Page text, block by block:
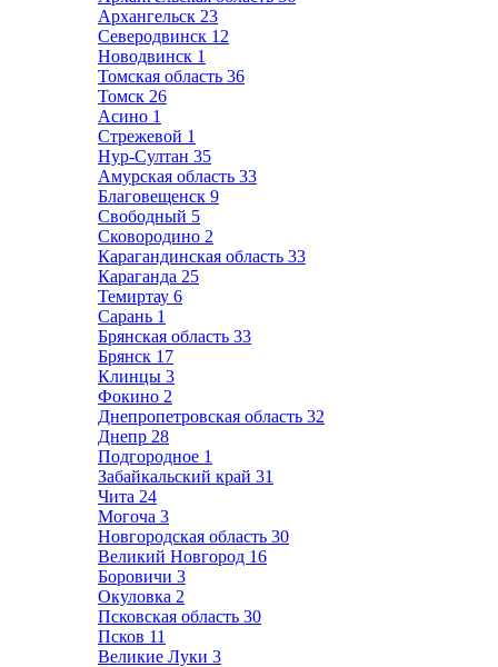
Архангельск 23
Северодвинск 12
Новодвинск 1
Томская область 36
Томск 26
Асино 1
Стрежевой 1
Нур-Султан 35
Амурская область 33
Благовещенск 9
Свободный 5
Сковородино 2
Карагандинская область 33
Караганда 25
Темиртау 6
Сарань 1
Брянская область 33
Брянск 17
Клинцы 3
Фокино 2
Днепропетровская область 32
Днепр 28
Подгородное 1
Забайкальский край 31
Чита 24
Могоча 3
Новгородская область 30
Великий Новгород 16
Боровичи 3
Окуловка 2
Псковская область 30
Псков 11
Великие Луки 3